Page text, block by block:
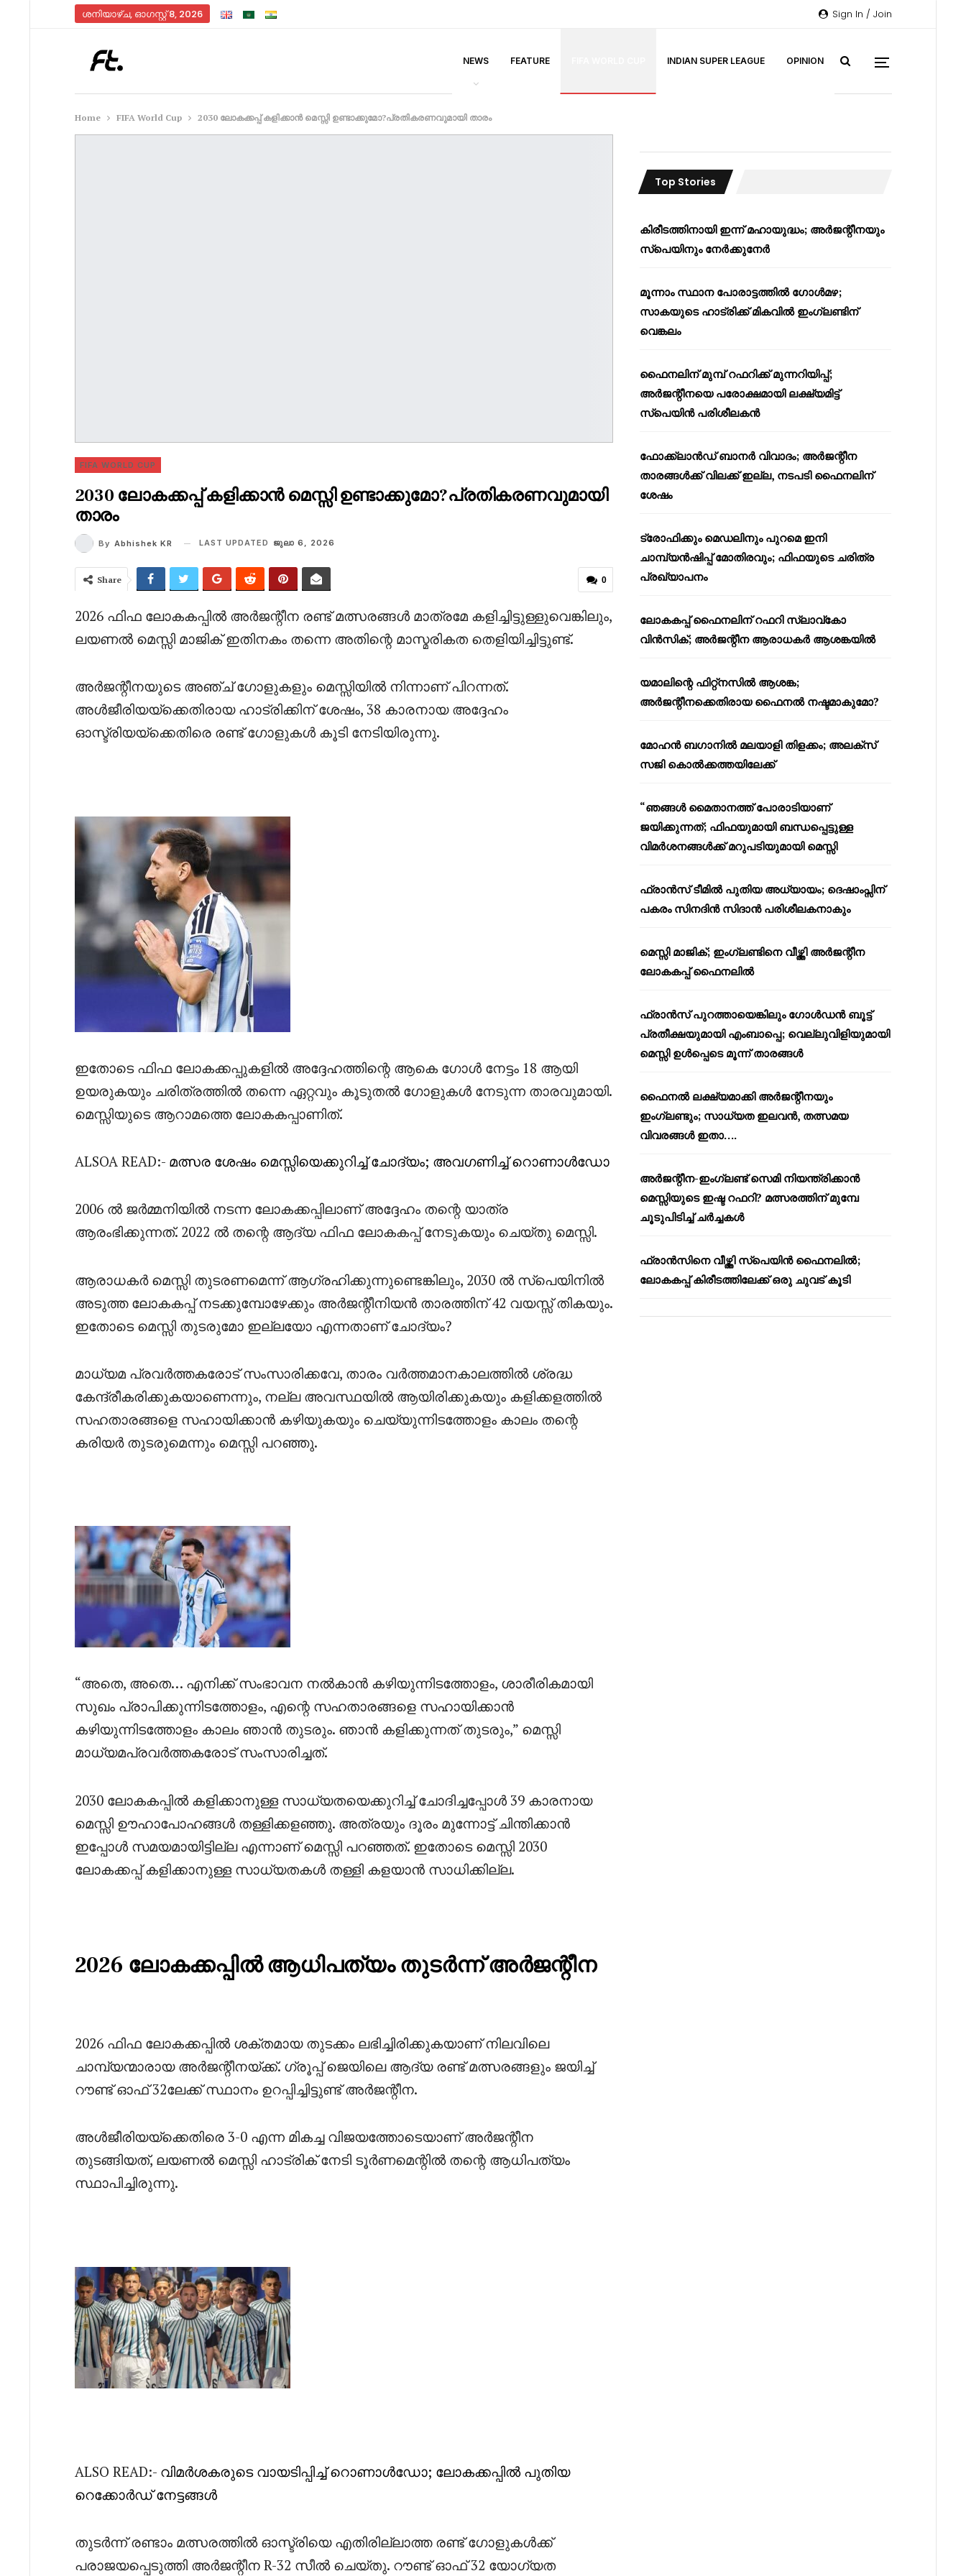
Sign In / Join
ശനിയാഴ്‌ച, ഓഗസ്റ്റ്‌ 8, 2026
NEWS FEATURE INDIAN SUPER LEAGUE OPINION
Home FIFA World Cup 2030 ലോകക്കപ്പ് കളിക്കാൻ മെസ്സി ഉണ്ടാക്കുമോ?പ്രതികരണവുമായി താരം
FIFA WORLD CUP
2030 ലോകക്കപ്പ് കളിക്കാൻ മെസ്സി ഉണ്ടാക്കുമോ?പ്രതികരണവുമായി
താരം
By Abhishek KR LAST UPDATED ജുലാ 6, 2026
0
Share
2026 ഫിഫ ലോകകപ്പിൽ അർജന്റീന രണ്ട് മത്സരങ്ങൾ മാത്രമേ കളിച്ചിട്ടുള്ളുവെങ്കിലും,
ലയണൽ മെസ്സി മാജിക് ഇതിനകം തന്നെ അതിന്റെ മാസ്മരികത തെളിയിച്ചിട്ടുണ്ട്.
അർജന്റീനയുടെ അഞ്ച് ഗോളുകളും മെസ്സിയിൽ നിന്നാണ് പിറന്നത്.
അൾജീരിയയ്‌ക്കെതിരായ ഹാട്രിക്കിന് ശേഷം, 38 കാരനായ അദ്ദേഹം
ഓസ്ട്രിയയ്‌ക്കെതിരെ രണ്ട് ഗോളുകൾ കൂടി നേടിയിരുന്നു.
ഇതോടെ ഫിഫ ലോകക്കപ്പുകളിൽ അദ്ദേഹത്തിന്റെ ആകെ ഗോൾ നേട്ടം 18 ആയി
ഉയരുകയും ചരിത്രത്തിൽ തന്നെ ഏറ്റവും കൂടുതൽ ഗോളുകൾ നേടുന്ന താരവുമായി.
മെസ്സിയുടെ ആറാമത്തെ ലോകകപ്പാണിത്.
ALSOA READ:- മത്സര ശേഷം മെസ്സിയെക്കുറിച്ച് ചോദ്യം; അവഗണിച്ച് റൊണാൾഡോ
2006 ൽ ജർമ്മനിയിൽ നടന്ന ലോകക്കപ്പിലാണ് അദ്ദേഹം തന്റെ യാത്ര
ആരംഭിക്കുന്നത്. 2022 ൽ തന്റെ ആദ്യ ഫിഫ ലോകകപ്പ് നേടുകയും ചെയ്തു മെസ്സി.
ആരാധകർ മെസ്സി തുടരണമെന്ന് ആഗ്രഹിക്കുന്നുണ്ടെങ്കിലും, 2030 ൽ സ്പെയിനിൽ
അടുത്ത ലോകകപ്പ് നടക്കുമ്പോഴേക്കും അർജന്റീനിയൻ താരത്തിന് 42 വയസ്സ് തികയും.
ഇതോടെ മെസ്സി തുടരുമോ ഇല്ലയോ എന്നതാണ് ചോദ്യം?
മാധ്യമ പ്രവർത്തകരോട് സംസാരിക്കവേ, താരം വർത്തമാനകാലത്തിൽ ശ്രദ്ധ
കേന്ദ്രീകരിക്കുകയാണെന്നും, നല്ല അവസ്ഥയിൽ ആയിരിക്കുകയും കളിക്കളത്തിൽ
സഹതാരങ്ങളെ സഹായിക്കാൻ കഴിയുകയും ചെയ്യുന്നിടത്തോളം കാലം തന്റെ
കരിയർ തുടരുമെന്നും മെസ്സി പറഞ്ഞു.
“അതെ, അതെ… എനിക്ക് സംഭാവന നൽകാൻ കഴിയുന്നിടത്തോളം, ശാരീരികമായി
സുഖം പ്രാപിക്കുന്നിടത്തോളം, എന്റെ സഹതാരങ്ങളെ സഹായിക്കാൻ
കഴിയുന്നിടത്തോളം കാലം ഞാൻ തുടരും. ഞാൻ കളിക്കുന്നത് തുടരും,” മെസ്സി
മാധ്യമപ്രവർത്തകരോട് സംസാരിച്ചത്.
2030 ലോകകപ്പിൽ കളിക്കാനുള്ള സാധ്യതയെക്കുറിച്ച് ചോദിച്ചപ്പോൾ 39 കാരനായ
മെസ്സി ഊഹാപോഹങ്ങൾ തള്ളിക്കളഞ്ഞു. അത്രയും ദൂരം മുന്നോട്ട് ചിന്തിക്കാൻ
ഇപ്പോൾ സമയമായിട്ടില്ല എന്നാണ് മെസ്സി പറഞ്ഞത്. ഇതോടെ മെസ്സി 2030
ലോകക്കപ്പ് കളിക്കാനുള്ള സാധ്യതകൾ തള്ളി കളയാൻ സാധിക്കില്ല.
2026 ലോകക്കപ്പിൽ ആധിപത്യം തുടർന്ന് അർജന്റീന
2026 ഫിഫ ലോകക്കപ്പിൽ ശക്തമായ തുടക്കം ലഭിച്ചിരിക്കുകയാണ് നിലവിലെ
ചാമ്പ്യന്മാരായ അർജന്റീനയ്ക്ക്. ഗ്രൂപ്പ് ജെയിലെ ആദ്യ രണ്ട് മത്സരങ്ങളും ജയിച്ച്
റൗണ്ട് ഓഫ് 32ലേക്ക് സ്ഥാനം ഉറപ്പിച്ചിട്ടുണ്ട് അർജന്റീന.
അൾജീരിയയ്‌ക്കെതിരെ 3-0 എന്ന മികച്ച വിജയത്തോടെയാണ് അർജന്റീന
തുടങ്ങിയത്, ലയണൽ മെസ്സി ഹാട്രിക് നേടി ടൂർണമെന്റിൽ തന്റെ ആധിപത്യം
സ്ഥാപിച്ചിരുന്നു.
ALSO READ:- വിമർശകരുടെ വായടിപ്പിച്ച് റൊണാൾഡോ; ലോകക്കപ്പിൽ പുതിയ
റെക്കോർഡ് നേട്ടങ്ങൾ
തുടർന്ന് രണ്ടാം മത്സരത്തിൽ ഓസ്ട്രിയെ എതിരില്ലാത്ത രണ്ട് ഗോളുകൾക്ക്
പരാജയപ്പെടുത്തി അർജന്റീന R-32 സീൽ ചെയ്തു. റൗണ്ട് ഓഫ് 32 യോഗ്യത
Top Stories
കിരീടത്തിനായി ഇന്ന് മഹായുദ്ധം; അർജന്റീനയും
സ്പെയിനും നേർക്കുനേർ
മൂന്നാം സ്ഥാന പോരാട്ടത്തിൽ ഗോൾമഴ;
സാകയുടെ ഹാട്രിക്ക് മികവിൽ ഇംഗ്ലണ്ടിന്
വെങ്കലം
ഫൈനലിന് മുമ്പ് റഫറിക്ക് മുന്നറിയിപ്പ്;
അർജന്റീനയെ പരോക്ഷമായി ലക്ഷ്യമിട്ട്
സ്പെയിൻ പരിശീലകൻ
ഫോക്ക്‌ലാൻഡ് ബാനർ വിവാദം; അർജന്റീന
താരങ്ങൾക്ക് വിലക്ക് ഇല്ല, നടപടി ഫൈനലിന്
ശേഷം
ട്രോഫിക്കും മെഡലിനും പുറമെ ഇനി
ചാമ്പ്യൻഷിപ്പ് മോതിരവും; ഫിഫയുടെ ചരിത്ര
പ്രഖ്യാപനം
ലോകകപ്പ് ഫൈനലിന് റഫറി സ്ലാവ്‌കോ
വിൻസിക്; അർജന്റീന ആരാധകർ ആശങ്കയിൽ
യമാലിന്റെ ഫിറ്റ്നസിൽ ആശങ്ക;
അർജന്റീനക്കെതിരായ ഫൈനൽ നഷ്ടമാകുമോ?
മോഹൻ ബഗാനിൽ മലയാളി തിളക്കം; അലക്സ്
സജി കൊൽക്കത്തയിലേക്ക്
“ഞങ്ങൾ മൈതാനത്ത് പോരാടിയാണ്
ജയിക്കുന്നത്; ഫിഫയുമായി ബന്ധപ്പെട്ടുള്ള
വിമർശനങ്ങൾക്ക് മറുപടിയുമായി മെസ്സി
ഫ്രാൻസ് ടീമിൽ പുതിയ അധ്യായം; ദെഷാംപ്സിന്
പകരം സിനദിൻ സിദാൻ പരിശീലകനാകും
മെസ്സി മാജിക്; ഇംഗ്ലണ്ടിനെ വീഴ്ത്തി അർജന്റീന
ലോകകപ്പ് ഫൈനലിൽ
ഫ്രാൻസ് പുറത്തായെങ്കിലും ഗോൾഡൻ ബൂട്ട്
പ്രതീക്ഷയുമായി എംബാപ്പെ; വെല്ലുവിളിയുമായി
മെസ്സി ഉൾപ്പെടെ മൂന്ന് താരങ്ങൾ
ഫൈനൽ ലക്ഷ്യമാക്കി അർജന്റീനയും
ഇംഗ്ലണ്ടും; സാധ്യത ഇലവൻ, തത്സമയ
വിവരങ്ങൾ ഇതാ….
അർജന്റീന-ഇംഗ്ലണ്ട് സെമി നിയന്ത്രിക്കാൻ
മെസ്സിയുടെ ഇഷ്ട റഫറി? മത്സരത്തിന് മുമ്പേ
ചൂടുപിടിച്ച് ചർച്ചകൾ
ഫ്രാൻസിനെ വീഴ്ത്തി സ്പെയിൻ ഫൈനലിൽ;
ലോകകപ്പ് കിരീടത്തിലേക്ക് ഒരു ചുവട് കൂടി